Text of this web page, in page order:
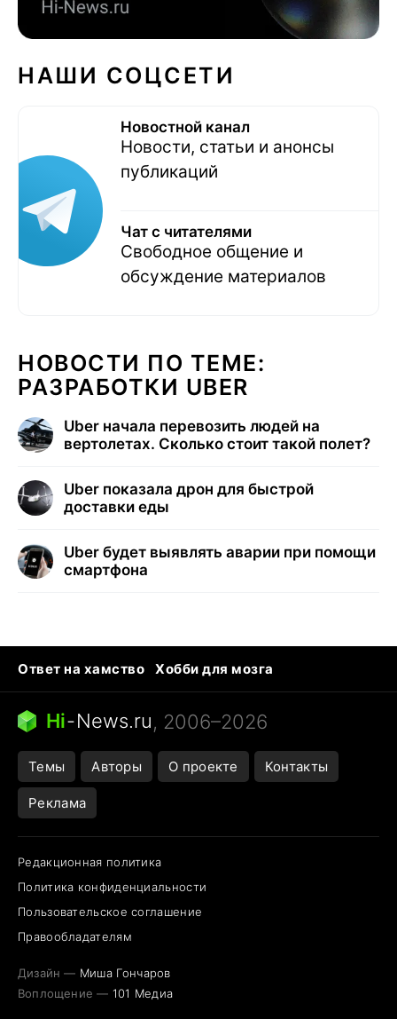
НАШИ СОЦСЕТИ
Новостной канал
Новости, статьи и анонсы
публикаций
Чат с читателями
Свободное общение и
обсуждение материалов
НОВОСТИ ПО ТЕМЕ:
РАЗРАБОТКИ UBER
Uber начала перевозить людей на
вертолетах. Сколько стоит такой полет?
Uber показала дрон для быстрой
доставки еды
Uber будет выявлять аварии при помощи
смартфона
Ответ на хамство
Хобби для мозга
Бензин 100 и 95
Тунцы в океанариуме
Следующая пандемия
Hi-News.ru, 2006–2026
Темы Авторы О проекте Контакты
Реклама
Редакционная политика
Политика конфиденциальности
Пользовательское соглашение
Правообладателям
Дизайн — Миша Гончаров
Воплощение — 101 Медиа